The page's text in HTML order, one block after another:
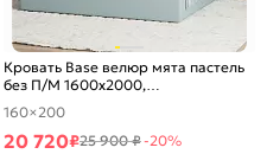
Кровать Base велюр мята пастель
без П/М 1600x2000,
ортопедическое основание, без
изголовья
160×200
20 720₽25 900 ₽-20%